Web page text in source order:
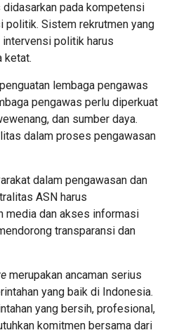
pada kompetensi
politik. Sistem rekrutmen yang
politik harus
ketat.
lembaga pengawas
pengawas perlu diperkuat
dan sumber daya.
dalam proses pengawasan
dalam pengawasan dan
ASN harus
media dan akses informasi
transparansi dan
merupakan ancaman serius
yang baik di Indonesia.
yang bersih, profesional,
komitmen bersama dari